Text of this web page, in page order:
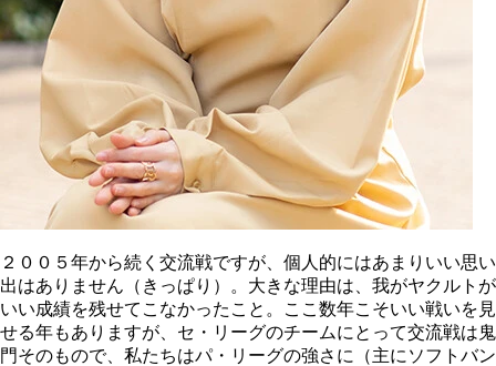
２００５年から続く交流戦ですが、個人的にはあまりいい思い
出はありません（きっぱり）。大きな理由は、我がヤクルトが
いい成績を残せてこなかったこと。ここ数年こそいい戦いを見
せる年もありますが、セ・リーグのチームにとって交流戦は鬼
門そのもので、私たちはパ・リーグの強さに（主にソフトバン